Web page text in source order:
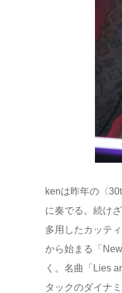
kenは昨年の〈
に奏でる。続け
多用したカッテ
から始まる「
く。名曲「Lies
タックのダイナ